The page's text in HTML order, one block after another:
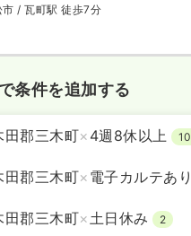
市 / 瓦町駅 徒歩7分
条件を追加する
田郡三木町× 4週8休以上 10
田郡三木町× 電子カルテあり
田郡三木町×土日休み 2